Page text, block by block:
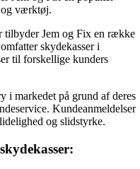
og værktøj.
tilbyder Jem og Fix en række
skydekasser i
til forskellige kunders
i markedet på grund af deres
Kundeanmeldelser
og slidstyrke.